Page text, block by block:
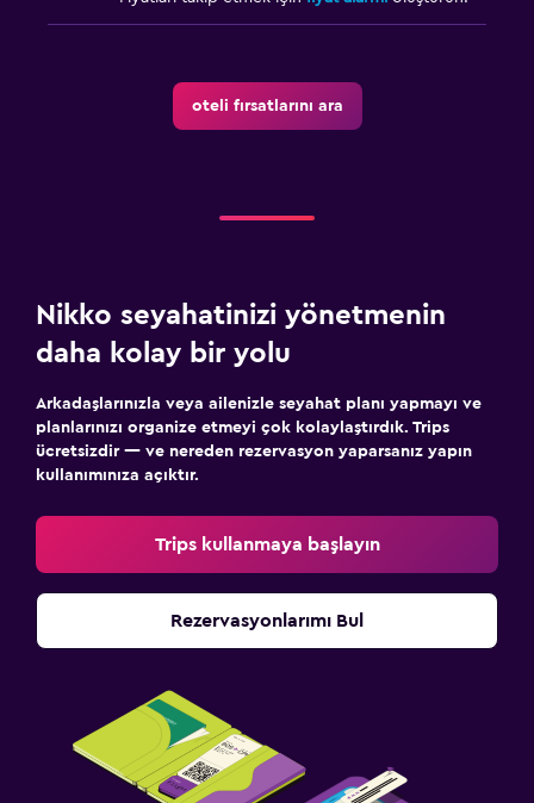
oteli fırsatlarını ara
Nikko seyahatinizi yönetmenin
daha kolay bir yolu
Arkadaşlarınızla veya ailenizle seyahat planı yapmayı ve
planlarınızı organize etmeyi çok kolaylaştırdık. Trips
ücretsizdir — ve nereden rezervasyon yaparsanız yapın
kullanımınıza açıktır.
Trips kullanmaya başlayın
Rezervasyonlarımı Bul